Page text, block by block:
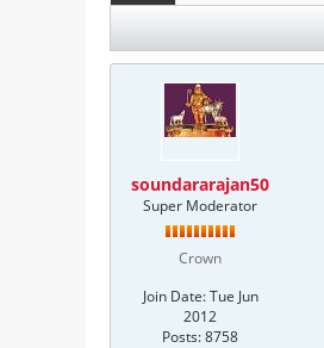
soundararajan50
Super Moderator
Crown
Join Date: Tue Jun
2012
Posts:8758